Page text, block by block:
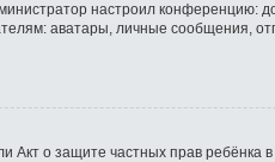
настроил
аватары, личные сообщения,
Акт о защите частных прав